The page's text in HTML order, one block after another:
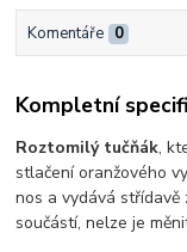
Komentáře 0
Kompletní
Roztomilý tučňák,
stlačení oranžového
nos a vydává
součástí, nelze je